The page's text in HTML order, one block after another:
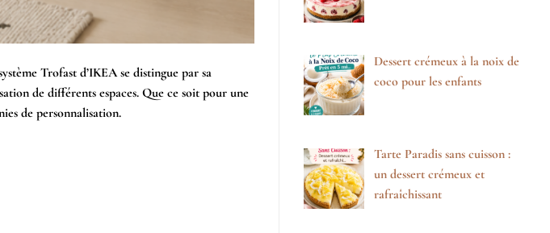
Trofast d’IKEA se distingue par sa
de différents espaces. Que ce soit pour une
de personnalisation.
Dessert crémeux à la noix de
coco pour les enfants
Tarte Paradis sans cuisson :
un dessert crémeux et
rafraîchissant